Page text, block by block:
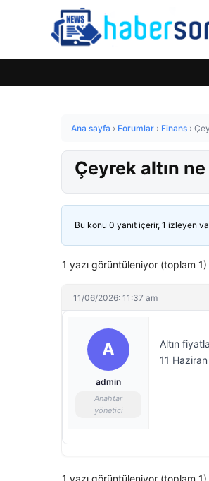
Ana sayfa › Forumlar › Finans ›
Çeyrek altın
Bu konu 0 yanıt içerir, 1 izleyen
1 yazı görüntüleniyor (toplam 1)
11/06/2026: 11:37 am
A
admin
Anahtar
yönetici
Altın
11
1 yazı görüntüleniyor (toplam 1)